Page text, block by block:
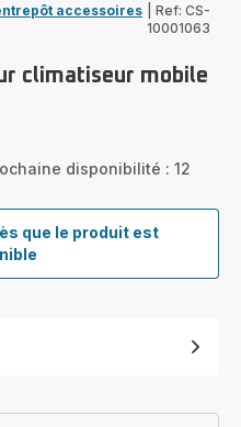
accessoires
Ref: CS-
10001063
climatiseur mobile
disponibilité : 12
que le produit est
Tuyau
d'évacuation